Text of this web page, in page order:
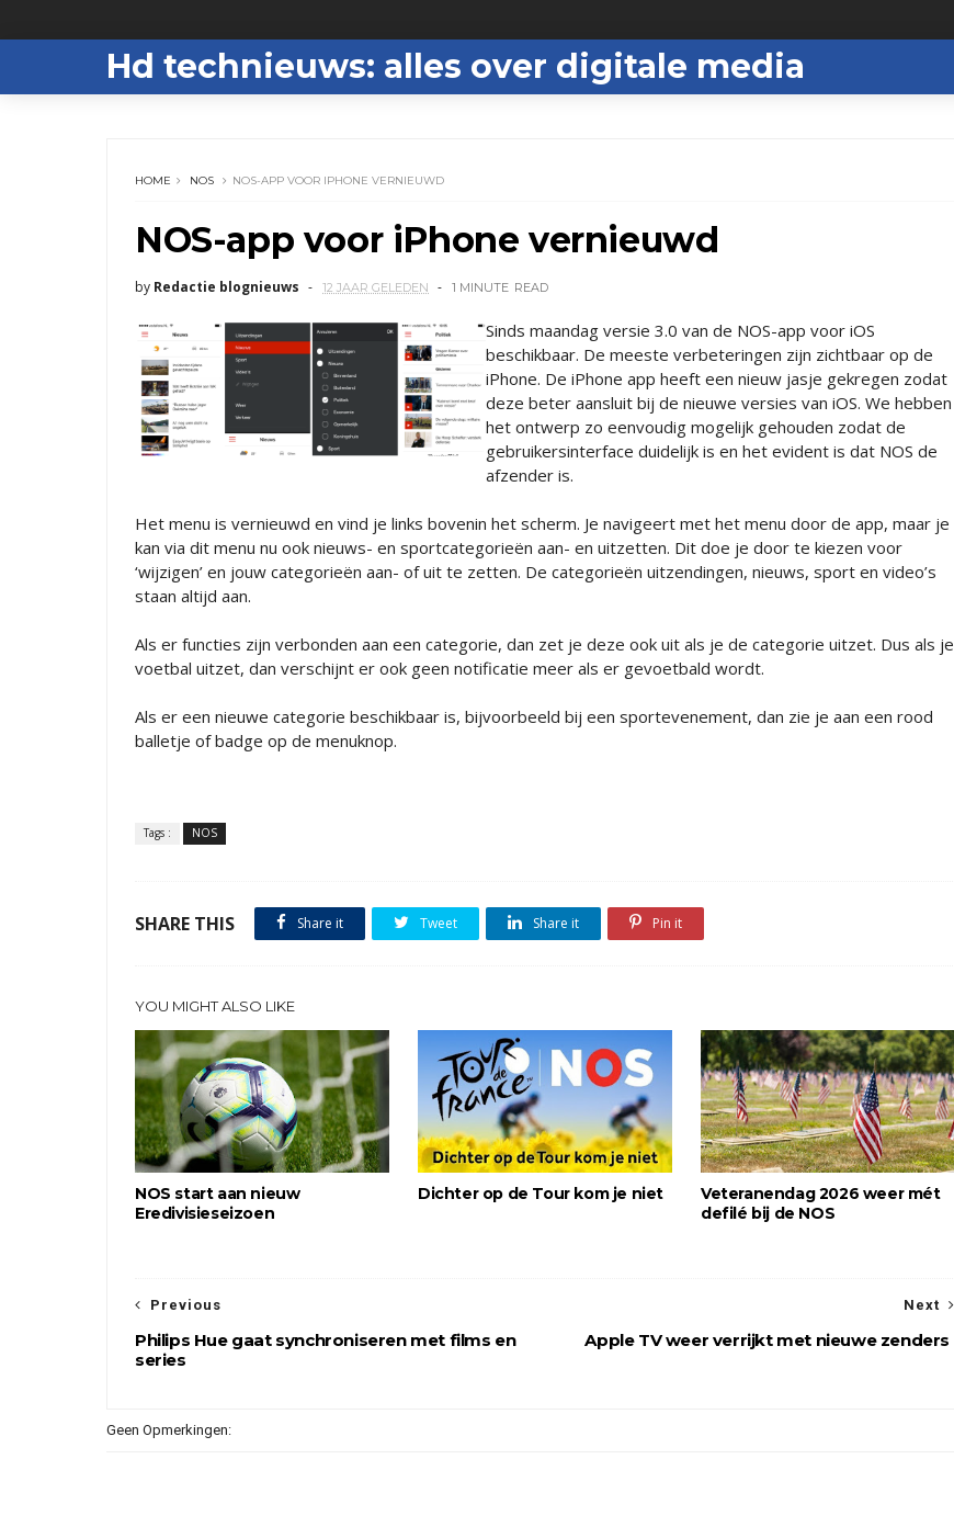
Hd technieuws: alles over digitale media
HOME NOS NOS-APP VOOR IPHONE VERNIEUWD
NOS-app voor iPhone vernieuwd
by Redactie blognieuws 12 JAAR GELEDEN 1 MINUTE READ
Sinds maandag versie 3.0 van de NOS-app voor iOS
beschikbaar. De meeste verbeteringen zijn zichtbaar op de
iPhone. De iPhone app heeft een nieuw jasje gekregen zodat
deze beter aansluit bij de nieuwe versies van iOS. We hebben
het ontwerp zo eenvoudig mogelijk gehouden zodat de
gebruikersinterface duidelijk is en het evident is dat NOS de
afzender is.
Het menu is vernieuwd en vind je links bovenin het scherm. Je navigeert met het menu door de app, maar je
kan via dit menu nu ook nieuws- en sportcategorieën aan- en uitzetten. Dit doe je door te kiezen voor
‘wijzigen’ en jouw categorieën aan- of uit te zetten. De categorieën uitzendingen, nieuws, sport en video’s
staan altijd aan.
Als er functies zijn verbonden aan een categorie, dan zet je deze ook uit als je de categorie uitzet. Dus als je
voetbal uitzet, dan verschijnt er ook geen notificatie meer als er gevoetbald wordt.
Als er een nieuwe categorie beschikbaar is, bijvoorbeeld bij een sportevenement, dan zie je aan een rood
balletje of badge op de menuknop.
Tags : NOS
SHARE THIS Share it Tweet Share it Pin it
YOU MIGHT ALSO LIKE
NOS start aan nieuw
Eredivisieseizoen
Dichter op de Tour kom je niet
Veteranendag 2026 weer mét
defilé bij de NOS
Next
Apple TV weer verrijkt met nieuwe zenders
Previous
Philips Hue gaat synchroniseren met films en
series
Geen Opmerkingen: